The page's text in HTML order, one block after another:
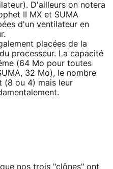
D'ailleurs on notera
II MX et SUMA
d'un ventilateur en
placées de la
processeur. La capacité
(64 Mo pour toutes
32 Mo), le nombre
(8 ou 4) mais leur
nos trois "clônes" ont